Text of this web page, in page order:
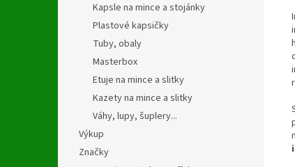
Kapsle na mince a stojánky
Plastové kapsičky
Tuby, obaly
Masterbox
Etuje na mince a slitky
Kazety na mince a slitky
Váhy, lupy, šuplery...
Výkup
Značky